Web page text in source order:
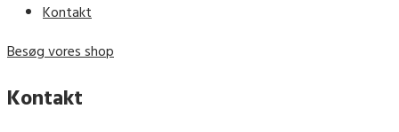
Kontakt
Besøg vores shop
Kontakt